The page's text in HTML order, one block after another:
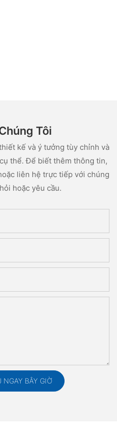
Tôi
kế và ý tưởng tùy chỉnh và
thể. Để biết thêm thông tin,
liên hệ trực tiếp với chúng
hoặc yêu cầu.
NGAY BÂY GIỜ